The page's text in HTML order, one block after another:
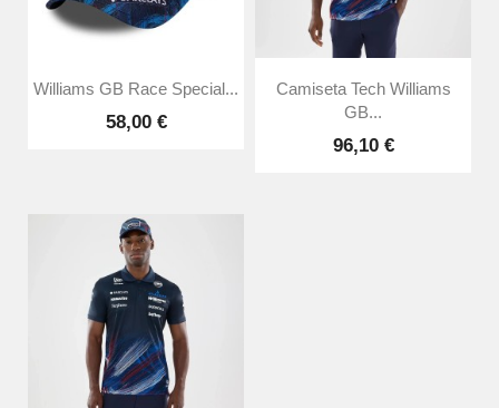
Williams GB Race Special...
58,00 €
Camiseta Tech Williams
GB...
96,10 €